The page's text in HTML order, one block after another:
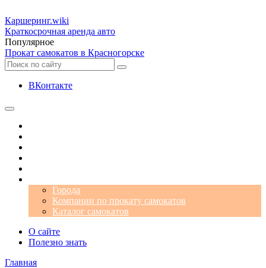
Каршеринг.wiki
Краткосрочная аренда авто
Популярное
Прокат самокатов в Красногорске
ВКонтакте
Города
Компании по прокату самокатов
Каталог самокатов
О сайте
Полезно знать
Главная